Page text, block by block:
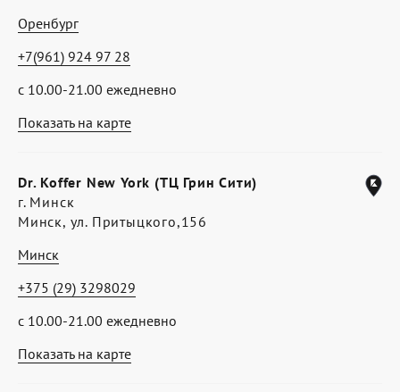
Показать на карте
Оренбург
с 10.00-21.00 ежедневно
+7(961) 924 97 28
Показать на карте
Dr. Koffer New York (ТЦ Грин Сити)
г. Минск
Минск, ул. Притыцкого,156
Минск
с 10.00-21.00 ежедневно
+375 (29) 3298029